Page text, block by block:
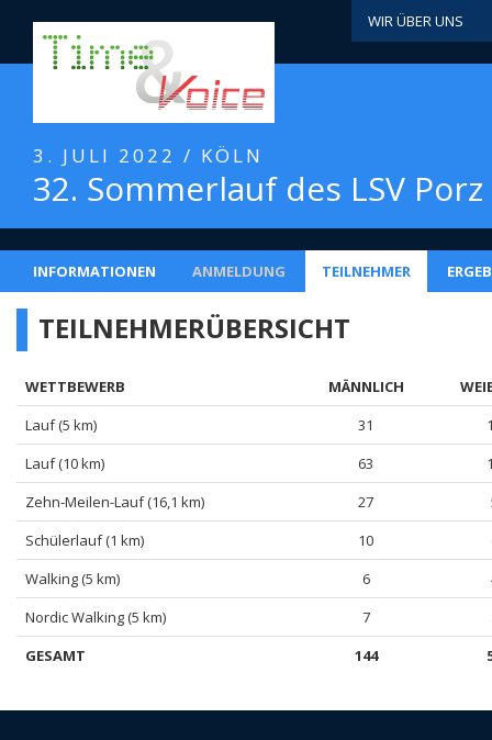
WIR ÜBER UNS
3. JULI 2022 / KÖLN
32. Sommerlauf des LSV Porz
INFORMATIONEN ANMELDUNG TEILNEHMER
TEILNEHMERÜBERSICHT
WETTBEWERB MÄNNLICH
GESAMT 144
Lauf (5 km) 31
Lauf (10 km)
63
Zehn-Meilen-Lauf (16,1 km)
27
Schülerlauf (1 km)
10
Walking (5 km)
6
Nordic Walking (5 km)
7